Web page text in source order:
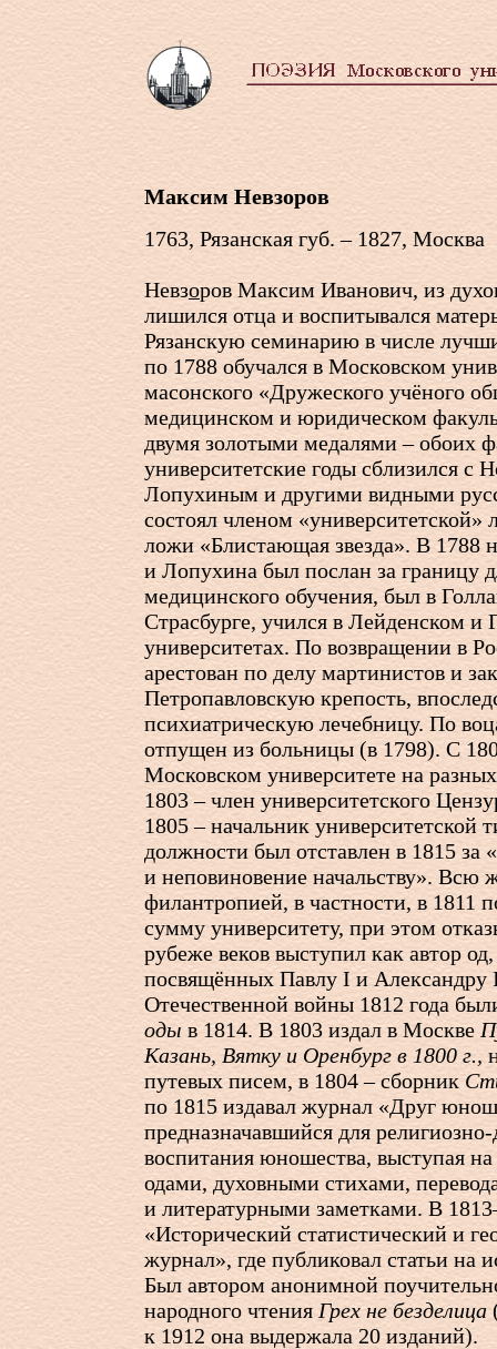
Максим Невзоров
1763, Рязанская губ. – 1827, Москва
Невзоров Максим Иванович, из
лишился отца и воспитывался
Рязанскую семинарию в числе
по 1788 обучался в Московском
масонского «Дружеского учёного
медицинском и юридическом
двумя золотыми медалями – обоих
университетские годы сблизился с
Лопухиным и другими видными
состоял членом «университетской»
ложи «Блистающая звезда». В 1788
и Лопухина был послан за границу
медицинского обучения, был в
Страсбурге, учился в Лейденском и
университетах. По возвращении в
арестован по делу мартинистов и
Петропавловскую крепость,
психиатрическую лечебницу. По
отпущен из больницы (в 1798). С
Московском университете на
1803 – член университетского
1805 – начальник университетской
должности был отставлен в 1815
и неповиновение начальству». Всю
филантропией, в частности, в 1811
сумму университету, при этом
рубеже веков выступил как автор
посвящённых Павлу I и
Отечественной войны 1812 года
оды в 1814. В 1803 издал в Москве
Казань, Вятку и Оренбург в 1800 г.,
путевых писем, в 1804 – сборник
по 1815 издавал журнал «Друг
предназначавшийся для религиозно-
воспитания юношества, выступая на
одами, духовными стихами,
и литературными заметками. В
«Исторический статистический и
журнал», где публиковал статьи на
Был автором анонимной
народного чтения Грех не безделица
к 1912 она выдержала 20 изданий).